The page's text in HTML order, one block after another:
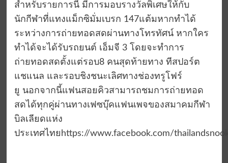
สำหรับรายการนี้ มีการมอบรางวัลพิเศษให้กับ
นักกีฬาที่แทงแม็กซิมั่มเบรก 147แต้มหากทำได้
ระหว่างการถ่ายทอดสดผ่านทางโทรทัศน์ หากใคร
ทำได้จะได้รับรถยนต์ เอ็มจี 3 โดยจะทำการ
ถ่ายทอดสดตั้งแต่รอบ8 คนสุดท้ายทาง ทีสปอร์ต
แชแนล และรอบชิงชนะเลิศทางช่องทรูโฟร์
ยู นอกจากนี้แฟนสอยคิวสามารถชมการถ่ายทอด
สดได้ทุกคู่ผ่านทางเฟซบุ๊คแฟนเพจของสมาคมกีฬา
บิลเลียดแห่ง
ประเทศไทย https://www.facebook.com/